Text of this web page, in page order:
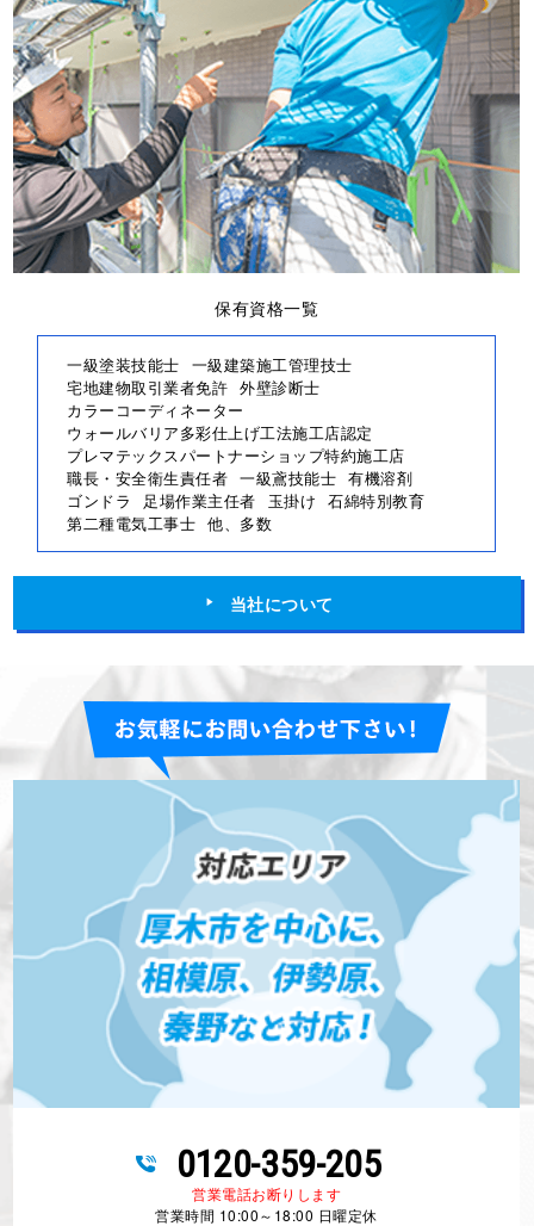
保有資格一覧
一級塗装技能士 一級建築施工管理技士
宅地建物取引業者免許 外壁診断士
カラーコーディネーター
ウォールバリア多彩仕上げ工法施工店認定
プレマテックスパートナーショップ特約施工店
職長・安全衛生責任者 一級鳶技能士 有機溶剤
ゴンドラ
足場作業主任者 玉掛け 石綿特別教育
第二種電気工事士 他、多数
当社について
0120-359-205
営業電話お断りします
営業時間 10:00～18:00 日曜定休